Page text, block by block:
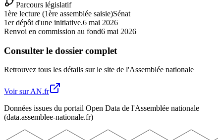
Parcours législatif
1ère lecture (1ère assemblée saisie)Sénat
1er dépôt d'une initiative.6 mai 2026
Renvoi en commission au fond6 mai 2026
Consulter le dossier complet
Retrouvez tous les détails sur le site de l'Assemblée nationale
Voir sur AN.fr
Données issues du portail Open Data de l'Assemblée nationale
(data.assemblee-nationale.fr)